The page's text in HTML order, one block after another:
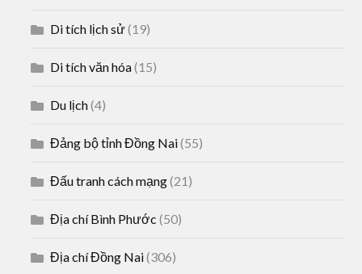
Di tích lịch sử(19)
Di tích văn hóa(15)
Du lịch(4)
Đảng bộ tỉnh Đồng Nai(55)
Đấu tranh cách mạng(21)
Địa chí Bình Phước (50)
Địa chí Đồng Nai(306)